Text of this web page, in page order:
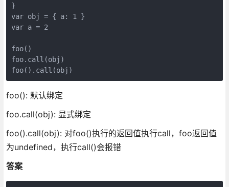
}
var obj = { a: 1 }
var a = 2
foo()
foo.call(obj)
foo(): 默认绑定
foo.call(obj): 显式绑定
foo().call(obj): 对foo()执行的返回值执行call，foo返回值
为undefined，执行call()会报错
答案